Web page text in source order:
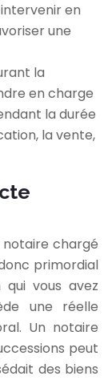
en
une
la
en charge
la durée
la vente,
notaire chargé
primordial
vous avez
une réelle
Un notaire
peut
des biens